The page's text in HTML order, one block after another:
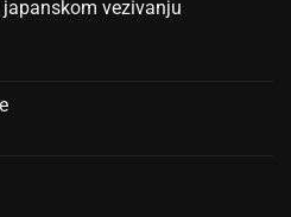
vezivanju